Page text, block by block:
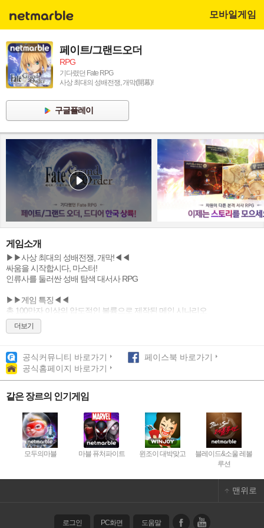
모바일게임
페이트/그랜드오더
RPG
기다렸던 Fate RPG
사상 최대의 성배전쟁, 개막(開幕)!
구글플레이
게임소개
▶▶사상 최대의 성배전쟁, 개막!◀◀
싸움을 시작합시다, 마스터!
인류사를 둘러싼 성배 탐색 대서사 RPG
▶▶게임 특징◀◀
총 100만자 이상의 압도적인 볼륨으로 제작된 메인 시나리오
서번트와의 인연에 따라 개방되는 막간(幕間)의 이야기
이제는 스토리를 모으세요!
▷한 명 한 명 장인의 손길로 탄생한 캐릭터◁
애니메이션을 보는 듯한 캐릭터 모션 연출
하나하나 정성을 들여 만들어 진 고퀄리티 일러스트
▷TYPE-MOON 원작을 계승한 오리지널 페이트 시리즈◁
원작(原作)의 작가, 성우, 디자이너가 모두 참여한 오리지널 페이트 작품!
▷이전에 없던 진짜 수 싸움◁
서번트 6인과 함께 싸우자!
랜덤으로 등장하는 커맨드 카드 중 3장을 선택하면 특별한 효과가 발동
특수 게이지(NP)를 모으면 서번트 별 화려한 연출의 필살기가 발동
비주얼 쾌감을 선사해 드립니다.
더보기
공식커뮤니티 바로가기
페이스북 바로가기
공식홈페이지 바로가기
같은 장르의 인기게임
모두의마블 마블 퓨처파이트 윈조이 대박맞고
블레이드&소울 레볼
루션
맨위로
로그인 PC화면 도움말